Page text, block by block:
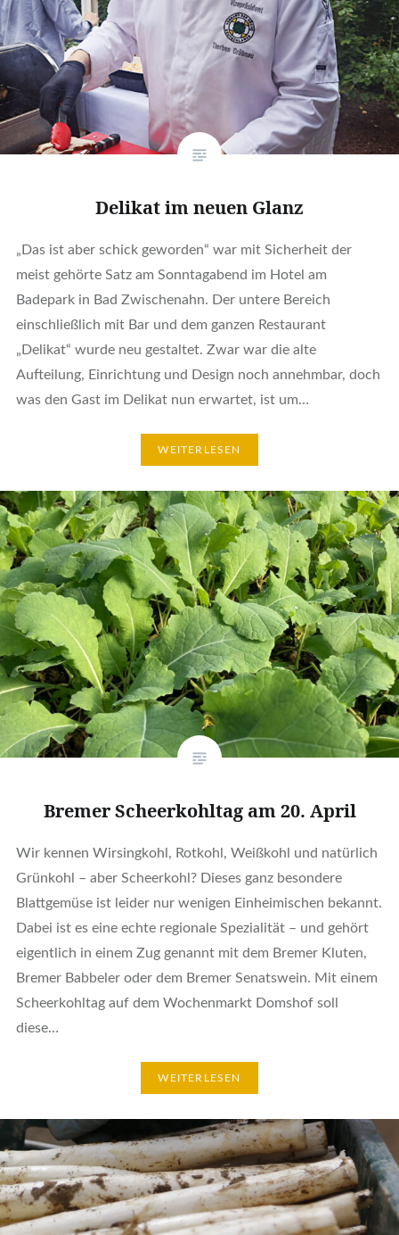
Delikat im neuen Glanz
„Das ist aber schick geworden“ war mit Sicherheit der
meist gehörte Satz am Sonntagabend im Hotel am
Badepark in Bad Zwischenahn. Der untere Bereich
einschließlich mit Bar und dem ganzen Restaurant
„Delikat“ wurde neu gestaltet. Zwar war die alte
Aufteilung, Einrichtung und Design noch annehmbar, doch
was den Gast im Delikat nun erwartet, ist um…
WEITERLESEN
Bremer Scheerkohltag am 20. April
Wir kennen Wirsingkohl, Rotkohl, Weißkohl und natürlich
Grünkohl – aber Scheerkohl? Dieses ganz besondere
Blattgemüse ist leider nur wenigen Einheimischen bekannt.
Dabei ist es eine echte regionale Spezialität – und gehört
eigentlich in einem Zug genannt mit dem Bremer Kluten,
Bremer Babbeler oder dem Bremer Senatswein. Mit einem
Scheerkohltag auf dem Wochenmarkt Domshof soll
diese…
WEITERLESEN